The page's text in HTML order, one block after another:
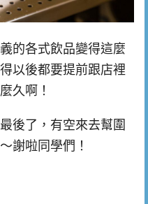
的各式飲品變得這麼
以後都要提前跟店裡
久啊！
後了，有空來去幫圍
謝啦同學們！